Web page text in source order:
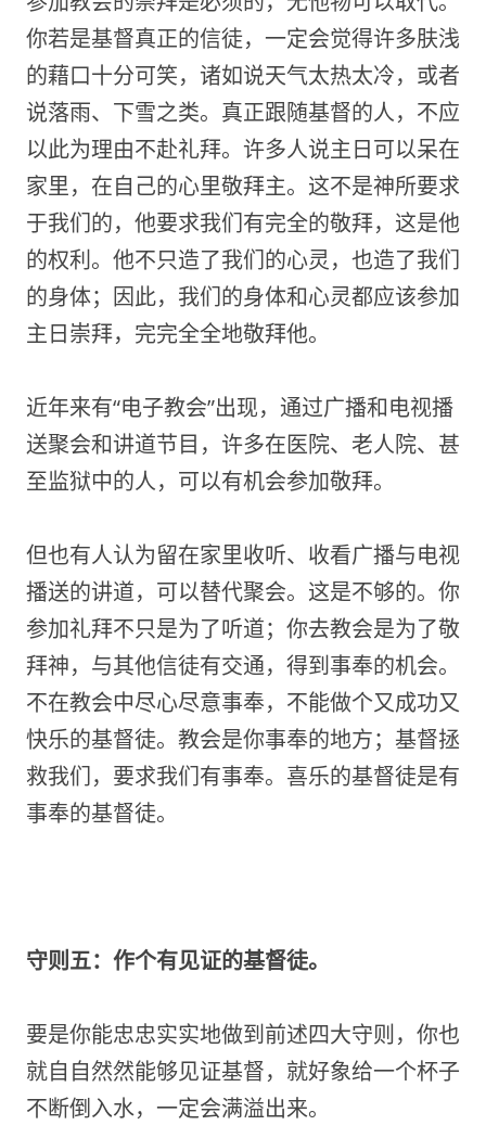
你若是基督真正的信徒，一定会觉得许多肤浅
的藉口十分可笑，诸如说天气太热太冷，或者
说落雨、下雪之类。真正跟随基督的人，不应
以此为理由不赴礼拜。许多人说主日可以呆在
家里，在自己的心里敬拜主。这不是神所要求
于我们的，他要求我们有完全的敬拜，这是他
的权利。他不只造了我们的心灵，也造了我们
的身体；因此，我们的身体和心灵都应该参加
主日崇拜，完完全全地敬拜他。
近年来有“电子教会”出现，通过广播和电视播
送聚会和讲道节目，许多在医院、老人院、甚
至监狱中的人，可以有机会参加敬拜。
但也有人认为留在家里收听、收看广播与电视
播送的讲道，可以替代聚会。这是不够的。你
参加礼拜不只是为了听道；你去教会是为了敬
拜神，与其他信徒有交通，得到事奉的机会。
不在教会中尽心尽意事奉，不能做个又成功又
快乐的基督徒。教会是你事奉的地方；基督拯
救我们，要求我们有事奉。喜乐的基督徒是有
事奉的基督徒。
守则五：作个有见证的基督徒。
要是你能忠忠实实地做到前述四大守则，你也
就自自然然能够见证基督，就好象给一个杯子
不断倒入水，一定会满溢出来。